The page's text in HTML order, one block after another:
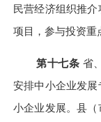
民营经济组织推
项目，参与投资重
第十七条 省
安排中小企业发
小企业发展。县